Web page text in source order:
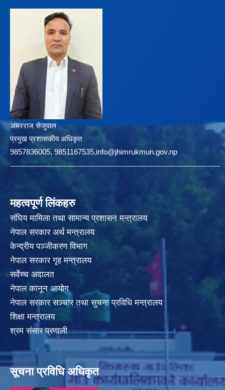
अमरराज सेजुवाल
प्रमुख प्रशासकीय अधिकृत
9857836005, 9851167535,info@jhimrukmun.gov.np
महत्वपूर्ण लिंकहरु
संघिय मामिला तथा सामान्य प्रशासन मन्त्रालय
नेपाल सरकार अर्थ मन्त्रालय
केन्द्रीय पञ्जीकरण विभाग
नेपाल सरकार गृह मन्त्रालय
सर्वेच्च अदालत
नेपाल कानून आयोग
नेपाल सरकार सञ्चार तथा सुचना प्रविधि मन्त्रालय
शिक्षा मन्त्रालय
श्रम संसार प्रणाली
सूचना प्रविधि अधिकृत